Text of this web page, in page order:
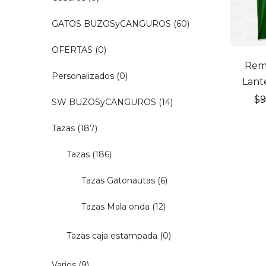
20% OFF
$
GATOS BUZOSyCANGUROS (60)
OFERTAS (0)
Personalizados (0)
SW BUZOSyCANGUROS (14)
Tazas (187)
Tazas (186)
Tazas Gatonautas (6)
Tazas Mala onda (12)
Tazas caja estampada (0)